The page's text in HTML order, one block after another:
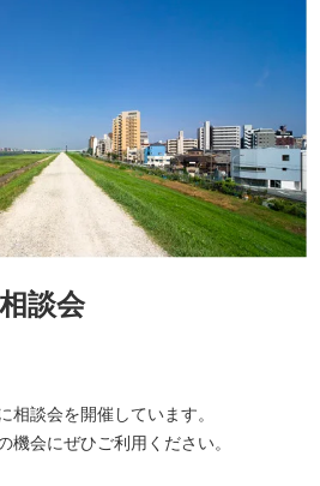
談会
相談会を開催しています。
機会にぜひご利用ください。